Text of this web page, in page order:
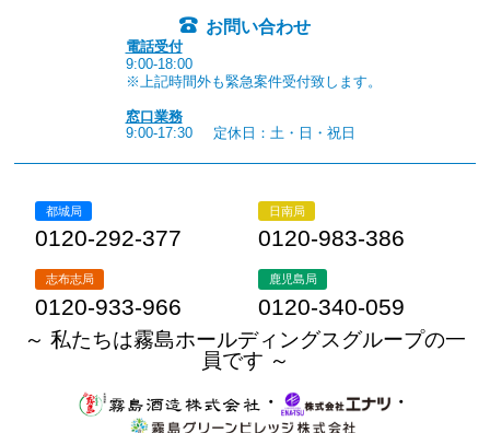
お問い合わせ
電話受付
9:00-18:00
※上記時間外も緊急案件受付致します。
窓口業務
9:00-17:30
定休日：土・日・祝日
都城局
0120-292-377
日南局
0120-983-386
志布志局
0120-933-966
鹿児島局
0120-340-059
～ 私たちは霧島ホールディングスグループの一
員です ～
・
・